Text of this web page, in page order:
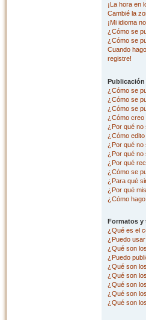
¡La hora en
Cambié la
¡Mi idioma
¿Cómo se
¿Cómo se
Cuando
registre!
Publicación
¿Cómo se
¿Cómo se
¿Cómo se
¿Cómo creo
¿Por qué no
¿Cómo
¿Por qué no
¿Por qué no
¿Por qué
¿Cómo se
¿Para qué
¿Por qué
¿Cómo
Formatos y
¿Qué es el
¿Puedo
¿Qué son
¿Puedo
¿Qué son
¿Qué son
¿Qué son
¿Qué son
¿Qué son